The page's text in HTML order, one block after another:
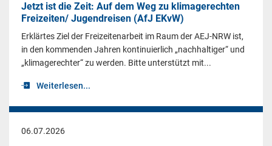
Jetzt ist die Zeit: Auf dem Weg zu klimagerechten
Freizeiten/ Jugendreisen (AfJ EKvW)
Erklärtes Ziel der Freizeitenarbeit im Raum der AEJ-NRW ist,
in den kommenden Jahren kontinuierlich „nachhaltiger“ und
„klimagerechter“ zu werden. Bitte unterstützt mit...
Weiterlesen...
06.07.2026